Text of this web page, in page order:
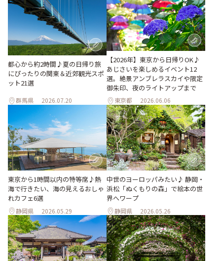
都心から約2時間♪夏の日帰り旅
にぴったりの関東＆近郊観光スポ
ット21選
群馬県 2026.07.20
【2026年】東京から日帰りOK♪
あじさいを楽しめるイベント12
選。絶景アンブレラスカイや限定
御朱印、夜のライトアップまで
東京都 2026.06.06
東京から1時間以内の特等席♪熱
海で行きたい、海の見えるおしゃ
れカフェ6選
静岡県 2026.05.29
中世のヨーロッパみたい♪ 静岡・
浜松「ぬくもりの森」で絵本の世
界へワープ
静岡県 2026.05.26